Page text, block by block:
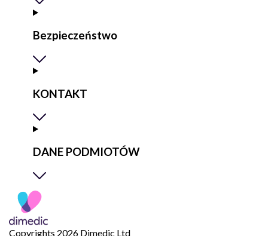
Bezpieczeństwo
KONTAKT
DANE PODMIOTÓW
Copyrights 2026 Dimedic Ltd